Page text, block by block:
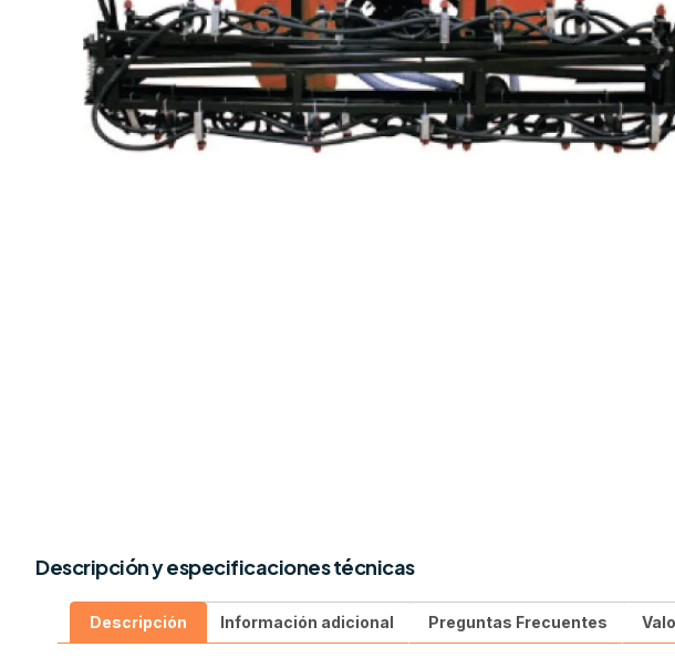
Descripción y especificaciones técnicas
Descripción Información adicional Preguntas Frecuentes